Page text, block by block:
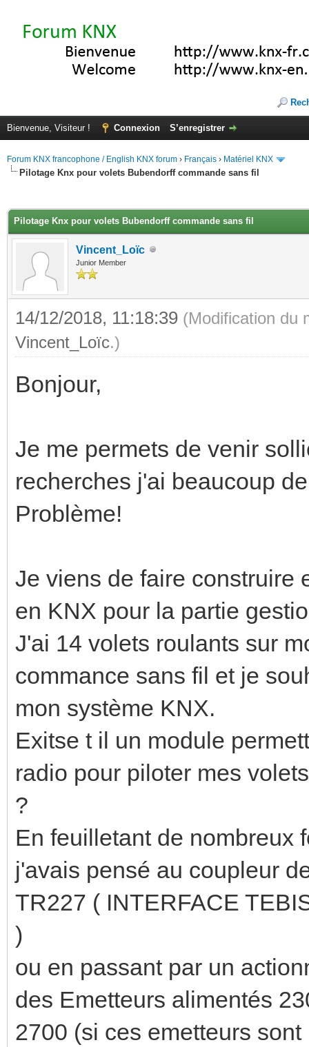
Bienvenue, Visiteur ! Connexion S’enregistrer
Forum KNX francophone / English KNX forum › Français › Matériel KNX
Pilotage Knx pour volets Bubendorff commande sans fil
Pilotage Knx pour volets Bubendorff commande sans fil
Vincent_Loïc
Junior Member
14/12/2018, 11:18:39 (Modification du
Vincent_Loïc.)
Bonjour,
Je me permets de venir
recherches j'ai beaucoup
Problème!
Je viens de faire construire
en KNX pour la partie
J'ai 14 volets roulants sur
commance sans fil et je
mon système KNX.
Exitse t il un module
radio pour piloter mes
?
En feuilletant de nombreux
j'avais pensé au coupleur
TR227 ( INTERFACE
)
ou en passant par un
des Emetteurs alimentés
2700 (si ces emetteurs